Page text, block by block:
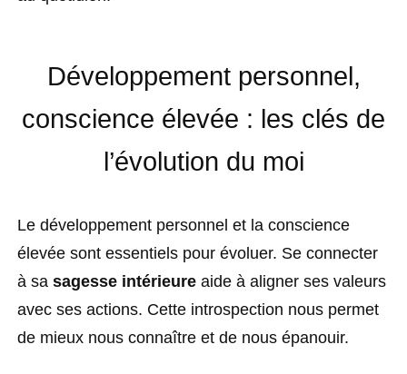
Développement personnel,
conscience élevée : les clés de
l’évolution du moi
Le développement personnel et la conscience
élevée sont essentiels pour évoluer. Se connecter
à sa sagesse intérieure aide à aligner ses valeurs
avec ses actions. Cette introspection nous permet
de mieux nous connaître et de nous épanouir.